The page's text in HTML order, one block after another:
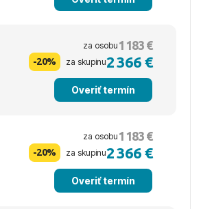
za osobu 1 183 €
-20% za skupinu2 366 €
Overiť termín
za osobu 1 183 €
-20% za skupinu2 366 €
Overiť termín